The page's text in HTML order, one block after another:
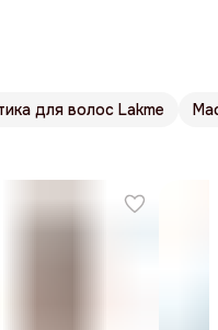
для волос Lakme